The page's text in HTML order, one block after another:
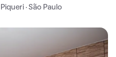
· São Paulo